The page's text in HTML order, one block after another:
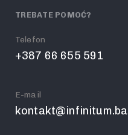
TREBATE POMOĆ?
Telefon
+387 66 655 591
E-mail
kontakt@infinitum.ba